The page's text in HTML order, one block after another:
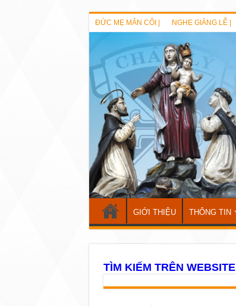
ĐỨC MẸ MÂN CÔI | NGHE GIẢNG LỄ |
GIỚI THIỆU THÔNG TIN
TÌM KIẾM TRÊN WEBSITE